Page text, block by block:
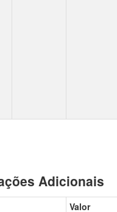
Adicionais
Valor